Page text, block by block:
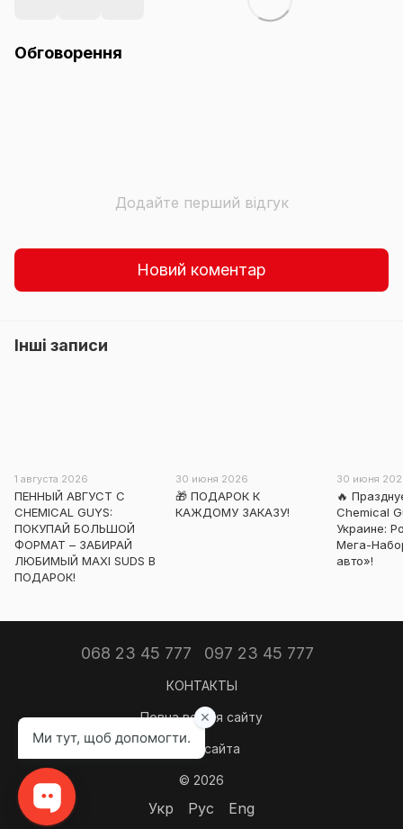
Обговорення
Додайте перший відгук
Новий коментар
Інші записи
1 августа 2026
ПЕННЫЙ АВГУСТ С
CHEMICAL GUYS:
ПОКУПАЙ БОЛЬШОЙ
ФОРМАТ – ЗАБИРАЙ
ЛЮБИМЫЙ MAXI SUDS В
ПОДАРОК!
30 июня 2026
🎁 ПОДАРОК К
КАЖДОМУ ЗАКАЗУ!
30 июня
🔥
Chemical
Украине:
Мега-
авто»!
068 23 45 777 097 23 45 777
КОНТАКТЫ
Повна версія сайту
Карта сайта
© 2026
Укр Рус Eng